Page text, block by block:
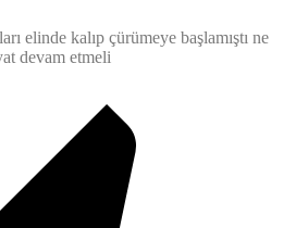
elinde kalıp çürümeye başlamıştı ne
devam etmeli